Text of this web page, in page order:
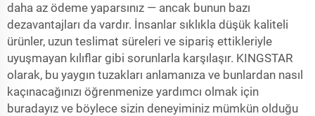
daha az ödeme yaparsınız — ancak bunun bazı
dezavantajları da vardır. İnsanlar sıklıkla düşük kaliteli
ürünler, uzun teslimat süreleri ve sipariş ettikleriyle
uyuşmayan kılıflar gibi sorunlarla karşılaşır. KINGSTAR
olarak, bu yaygın tuzakları anlamanıza ve bunlardan nasıl
kaçınacağınızı öğrenmenize yardımcı olmak için
buradayız ve böylece sizin deneyiminiz mümkün olduğu